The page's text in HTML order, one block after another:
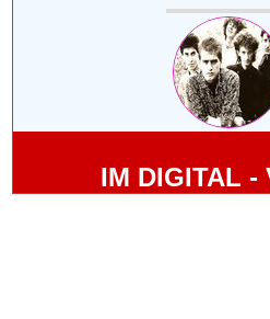
IM DIGITAL